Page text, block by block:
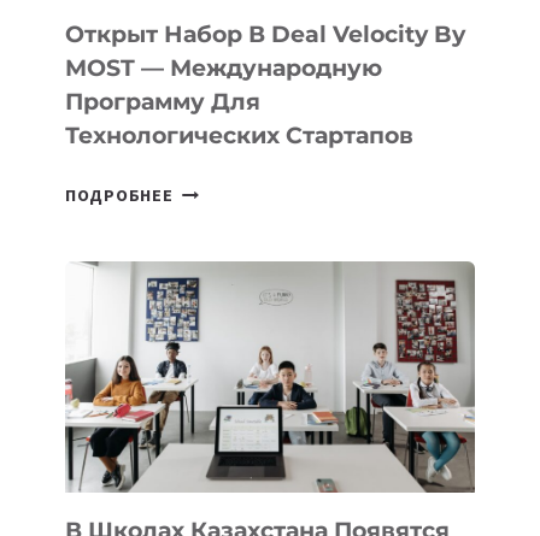
Открыт Набор В Deal Velocity By
MOST — Международную
Программу Для
Технологических Стартапов
ПОДРОБНЕЕ ОТКРЫТ
DEAL
VELOCITY
BY
MOST
—
МЕЖДУНАРОДНУЮ
ПРОГРАММУ
ДЛЯ
ТЕХНОЛОГИЧЕСКИХ
В Школах Казахстана Появятся